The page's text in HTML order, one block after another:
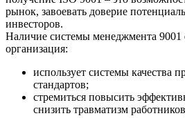
рынок, завоевать доверие
инвесторов.
Наличие системы менеджмента 9001
организация:
использует системы качества
стандартов;
стремиться повысить
снизить травматизм